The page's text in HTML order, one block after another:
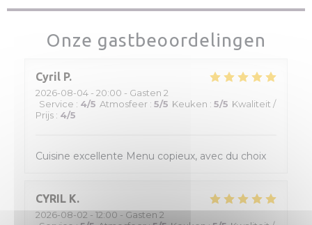
Onze gastbeoordelingen
Cyril P
2026-08-04 - 20:00 - Gasten 2
Service : 4/5 Atmosfeer : 5/5 Keuken : 5/5 Kwaliteit /
Prijs : 4/5
Cuisine excellente Menu copieux, avec du choix
CYRIL K
2026-08-02 - 12:00 - Gasten 2